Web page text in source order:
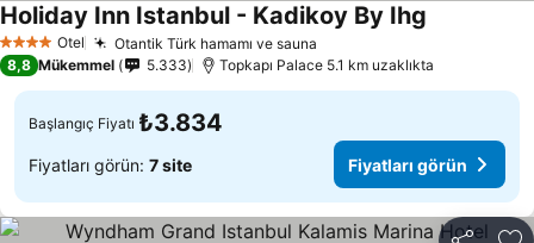
4 Yıldız Otel Otantik Türk hamamı ve sauna
Holiday Inn Istanbul - Kadikoy By Ihg
8,8 Mükemmel 5.333 Topkapı Palace 5.1 km uzaklıkta
Başlangıç Fiyatı ₺3.834
Fiyatları görün: 7 site Fiyatları görün